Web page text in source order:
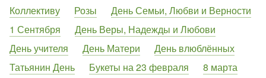
Коллективу
Розы
День Семьи, Любви и Верности
1 Сентября
День Веры, Надежды и Любови
День учителя
День Матери
День влюблённых
Татьянин День
Букеты на 23 февраля
8 марта